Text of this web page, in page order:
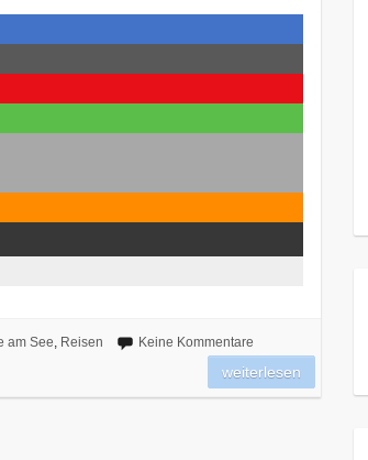
am See, Reisen Keine Kommentare
weiterlesen